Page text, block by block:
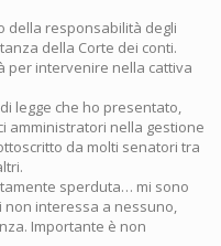
della responsabilità degli
della Corte dei conti.
per intervenire nella cattiva
legge che ho presentato,
amministratori nella gestione
da molti senatori tra
sperduta… mi sono
non interessa a nessuno,
Importante è non